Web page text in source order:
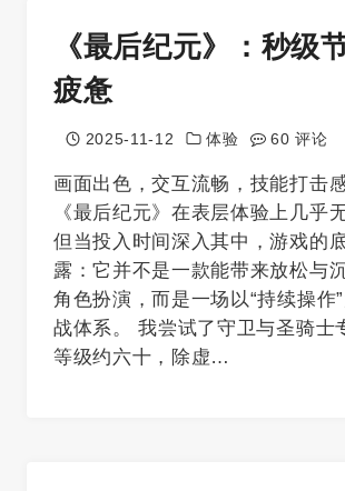
《最后纪元》：秒级
疲惫
2025-11-12 体验 60 评论
画面出色，交互流畅，技能打
《最后纪元》在表层体验上几乎
但当投入时间深入其中，游戏的
露：它并不是一款能带来放松与
角色扮演，而是一场以“持续操作
战体系。 我尝试了守卫与圣骑士
等级约六十，除虚…